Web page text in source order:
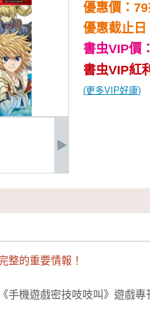
優惠價：
優惠截止
書虫VIP價
書虫VIP紅
(更多VIP好康)
整的重要情報！
手機遊戲密技吱吱叫》遊戲